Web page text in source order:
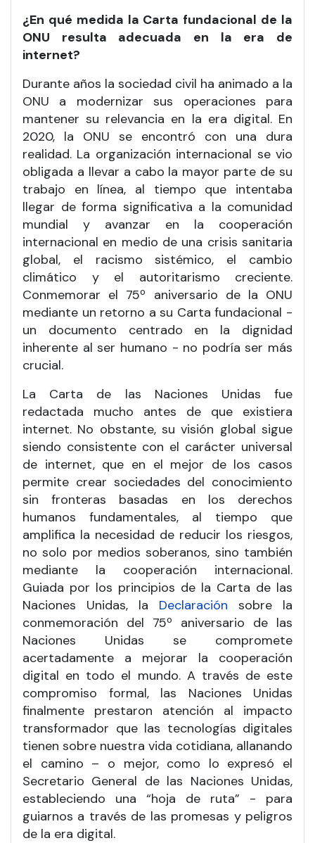
¿En qué medida la Carta fundacional de la
ONU resulta adecuada en la era de
internet?
Durante años la sociedad civil ha animado a la
ONU a modernizar sus operaciones para
mantener su relevancia en la era digital. En
2020, la ONU se encontró con una dura
realidad. La organización internacional se vio
obligada a llevar a cabo la mayor parte de su
trabajo en línea, al tiempo que intentaba
llegar de forma significativa a la comunidad
mundial y avanzar en la cooperación
internacional en medio de una crisis sanitaria
global, el racismo sistémico, el cambio
climático y el autoritarismo creciente.
Conmemorar el 75º aniversario de la ONU
mediante un retorno a su Carta fundacional -
un documento centrado en la dignidad
inherente al ser humano - no podría ser más
crucial.
La Carta de las Naciones Unidas fue
redactada mucho antes de que existiera
internet. No obstante, su visión global sigue
siendo consistente con el carácter universal
de internet, que en el mejor de los casos
permite crear sociedades del conocimiento
sin fronteras basadas en los derechos
humanos fundamentales, al tiempo que
amplifica la necesidad de reducir los riesgos,
no solo por medios soberanos, sino también
mediante la cooperación internacional.
Guiada por los principios de la Carta de las
Naciones Unidas, la Declaración sobre la
conmemoración del 75º aniversario de las
Naciones Unidas se compromete
acertadamente a mejorar la cooperación
digital en todo el mundo. A través de este
compromiso formal, las Naciones Unidas
finalmente prestaron atención al impacto
transformador que las tecnologías digitales
tienen sobre nuestra vida cotidiana, allanando
el camino – o mejor, como lo expresó el
Secretario General de las Naciones Unidas,
estableciendo una “hoja de ruta” - para
guiarnos a través de las promesas y peligros
de la era digital.